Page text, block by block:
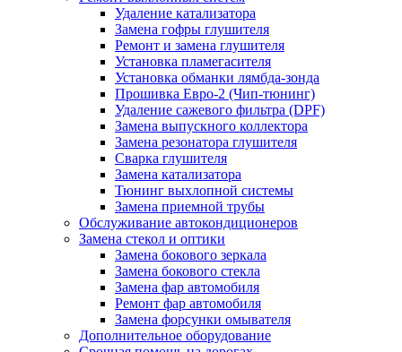
Удаление катализатора
Замена гофры глушителя
Ремонт и замена глушителя
Установка пламегасителя
Установка обманки лямбда-зонда
Прошивка Евро-2 (Чип-тюнинг)
Удаление сажевого фильтра (DPF)
Замена выпускного коллектора
Замена резонатора глушителя
Сварка глушителя
Замена катализатора
Тюнинг выхлопной системы
Замена приемной трубы
Обслуживание автокондиционеров
Замена стекол и оптики
Замена бокового зеркала
Замена бокового стекла
Замена фар автомобиля
Ремонт фар автомобиля
Замена форсунки омывателя
Дополнительное оборудование